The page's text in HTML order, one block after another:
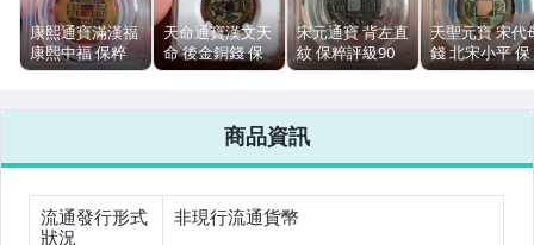
女包精品與女鞋
運動、戶外與休閒
康熙通寶滿漢福
康熙中福 保粹
90 銅幣 27.6mm
天命通寶漢文天
命 後金銅錢 保
粹90 26.5mm
宋元通寶 背左直
紋 保粹評級90
銅質 24.7mm
天聖元寶 宋代
錢 北宋小平 保
粹評級90 銅錢
商品資訊
流通發行形式
狀況
非現行流通貨幣